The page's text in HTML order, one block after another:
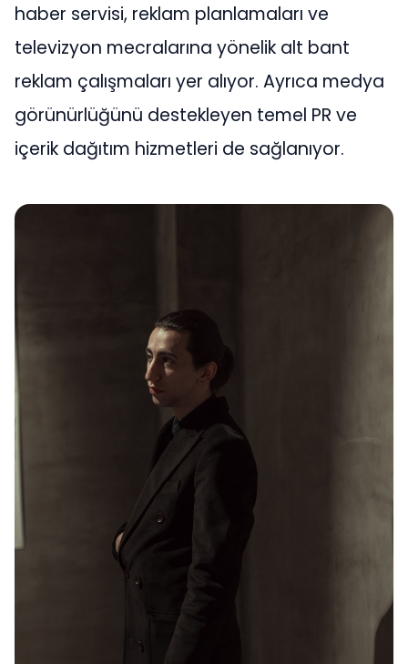
haber servisi, reklam planlamaları ve
televizyon mecralarına yönelik alt bant
reklam çalışmaları yer alıyor. Ayrıca medya
görünürlüğünü destekleyen temel PR ve
içerik dağıtım hizmetleri de sağlanıyor.